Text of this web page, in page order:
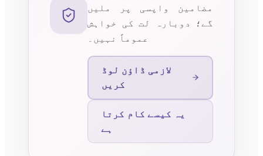
مضامین واپسی پر ملیں
گے؛ دوبارہ لت کی خواہش
عموماً نہیں۔
لازمی ڈاؤن لوڈ
کریں
یہ کیسے کام کرتا
ہے